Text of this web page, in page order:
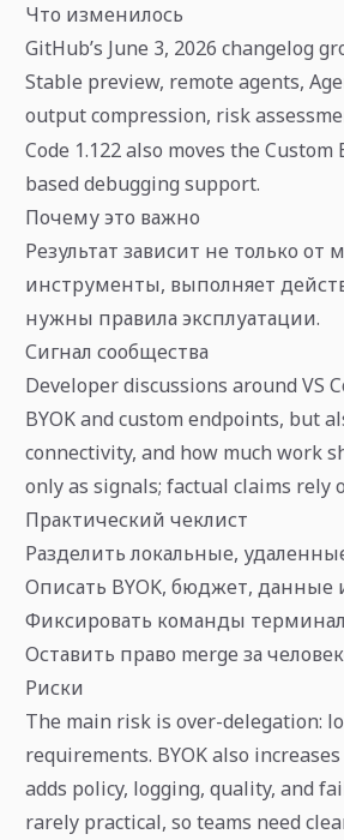
Что изменилось
GitHub’s June 3, 2026 changelog
Stable preview, remote agents,
output compression, risk
Code 1.122 also moves the
based debugging support.
Почему это важно
Результат зависит не только
инструменты, выполняет
нужны правила эксплуатации.
Сигнал сообщества
Developer discussions around VS
BYOK and custom endpoints, but
connectivity, and how much work
only as signals; factual claims rely
Практический чеклист
Разделить локальные,
Описать BYOK, бюджет, данные
Фиксировать команды
Оставить право merge за
Риски
The main risk is over-delegation:
requirements. BYOK also
adds policy, logging, quality, and
rarely practical, so teams need